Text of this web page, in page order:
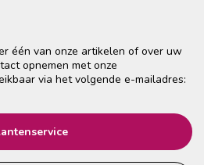
één van onze artikelen of over uw
opnemen met onze
via het volgende e-mailadres: